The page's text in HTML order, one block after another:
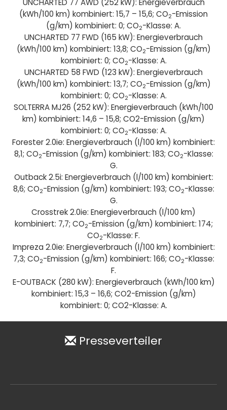
UNCHARTED 77 AWD (252 kW): Energieverbrauch
(kWh/100 km) kombiniert: 15,7 – 15,6; CO2-Emission
(g/km) kombiniert: 0; CO2-Klasse: A.
UNCHARTED 77 FWD (165 kW): Energieverbrauch
(kWh/100 km) kombiniert: 13,8; CO2-Emission (g/km)
kombiniert: 0; CO2-Klasse: A.
UNCHARTED 58 FWD (123 kW): Energieverbrauch
(kWh/100 km) kombiniert: 13,7; CO2-Emission (g/km)
kombiniert: 0; CO2-Klasse: A.
SOLTERRA MJ26 (252 kW): Energieverbrauch (kWh/100
km) kombiniert: 14,6 – 15,8; CO2-Emission (g/km)
kombiniert: 0; CO2-Klasse: A.
Forester 2.0ie: Energieverbrauch (l/100 km) kombiniert:
8,1; CO2-Emission (g/km) kombiniert: 183; CO2-Klasse:
G.
Outback 2.5i: Energieverbrauch (l/100 km) kombiniert:
8,6; CO2-Emission (g/km) kombiniert: 193; CO2-Klasse:
G.
Crosstrek 2.0ie: Energieverbrauch (l/100 km)
kombiniert: 7,7; CO2-Emission (g/km) kombiniert: 174;
CO2-Klasse: F.
Impreza 2.0ie: Energieverbrauch (l/100 km) kombiniert:
7,3; CO2-Emission (g/km) kombiniert: 166; CO2-Klasse:
F.
E-OUTBACK (280 kW): Energieverbrauch (kWh/100 km)
kombiniert: 15,3 – 16,6; CO2-Emission (g/km)
kombiniert: 0; CO2-Klasse: A.
Presseverteiler